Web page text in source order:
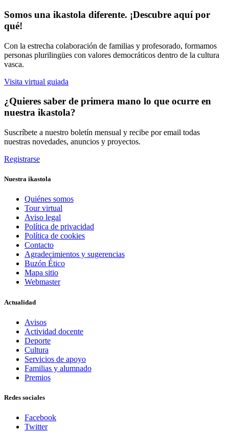
Somos una ikastola diferente. ¡Descubre aquí por
qué!
Con la estrecha colaboración de familias y profesorado, formamos
personas plurilingües con valores democráticos dentro de la cultura
vasca.
Visita virtual guiada
¿Quieres saber de primera mano lo que ocurre en
nuestra ikastola?
Suscríbete a nuestro boletín mensual y recibe por email todas
nuestras novedades, anuncios y proyectos.
Registrarse
Nuestra ikastola
Quiénes somos
Tour virtual
Aviso legal
Política de privacidad
Política de cookies
Contacto
Agradecimientos y sugerencias
Buzón Ético
Mapa sitio
Webmaster
Actualidad
Avisos
Actividad docente
Deporte
Cultura
Servicios de apoyo
Familias y alumnado
Premios
Redes sociales
Facebook
Twitter